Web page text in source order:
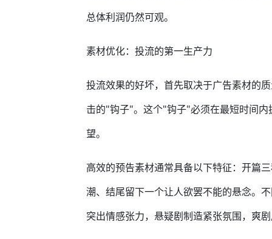
总体利润仍然可观。
素材优化：投流的第一生产力
投流效果的好坏，首先取决于广告素材的
击的"钩子"。这个"钩子"必须在最短时间
望。
高效的预告素材通常具备以下特征：开篇
潮、结尾留下一个让人欲罢不能的悬念。
突出情感张力，悬疑剧制造紧张氛围，爽